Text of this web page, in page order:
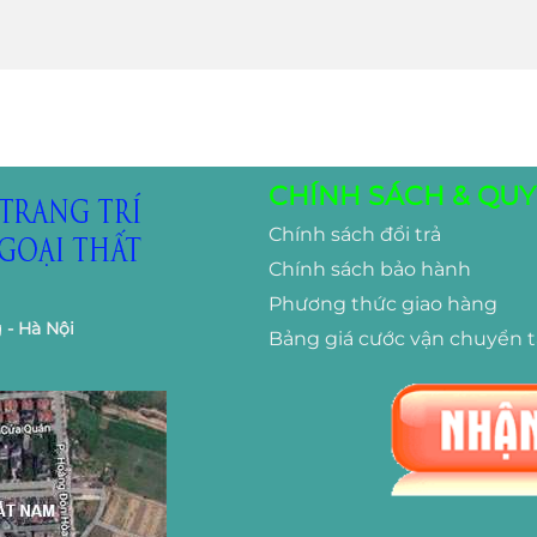
- Hà Nội
CHÍNH SÁCH &
Chính sách đổi trả
Chính sách bảo hành
Phương thức giao hàng
Bảng giá cước vận chuyển